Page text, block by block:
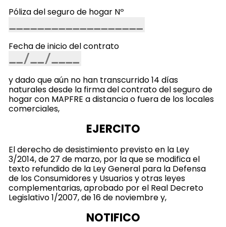
Póliza del seguro de hogar Nº
Fecha de inicio del contrato
y dado que aún no han transcurrido 14 días
naturales desde la firma del contrato del seguro de
hogar con MAPFRE a distancia o fuera de los locales
comerciales,
EJERCITO
El derecho de desistimiento previsto en la Ley
3/2014, de 27 de marzo, por la que se modifica el
texto refundido de la Ley General para la Defensa
de los Consumidores y Usuarios y otras leyes
complementarias, aprobado por el Real Decreto
Legislativo 1/2007, de 16 de noviembre y,
NOTIFICO